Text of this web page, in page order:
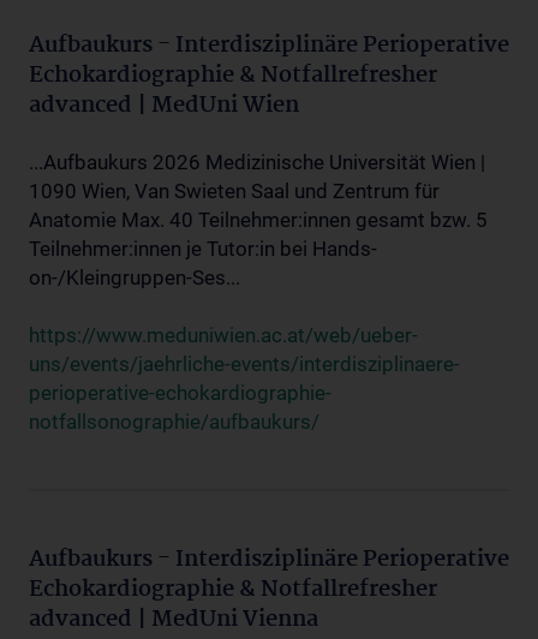
Aufbaukurs - Interdisziplinäre Perioperative
Echokardiographie & Notfallrefresher
advanced | MedUni Wien
...Aufbaukurs 2026 Medizinische Universität Wien |
1090 Wien, Van Swieten Saal und Zentrum für
Anatomie Max. 40 Teilnehmer:innen gesamt bzw. 5
Teilnehmer:innen je Tutor:in bei Hands-
on-/Kleingruppen-Ses...
https://www.meduniwien.ac.at/web/ueber-
uns/events/jaehrliche-events/interdisziplinaere-
perioperative-echokardiographie-
notfallsonographie/aufbaukurs/
Aufbaukurs - Interdisziplinäre Perioperative
Echokardiographie & Notfallrefresher
advanced | MedUni Vienna